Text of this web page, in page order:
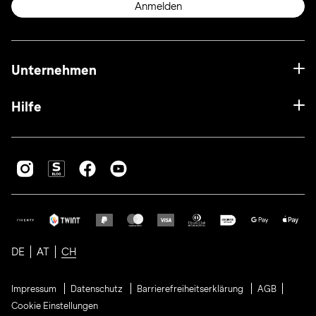
Anmelden
Unternehmen
Hilfe
DE AT CH
Impressum Datenschutz Barrierefreiheitserklärung
AGB
Cookie Einstellungen